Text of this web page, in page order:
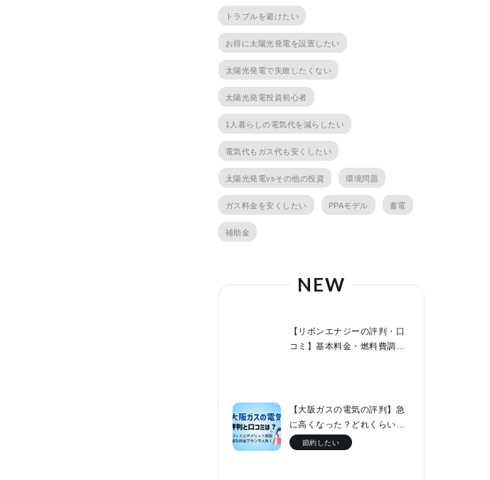
トラブルを避けたい
お得に太陽光発電を設置したい
太陽光発電で失敗したくない
太陽光発電投資初心者
1人暮らしの電気代を減らしたい
電気代もガス代も安くしたい
太陽光発電vsその他の投資 環境問題
ガス料金を安くしたい PPAモデル 蓄電
補助金
NEW
【リボンエナジーの評判・口
コミ】基本料金・燃料費調整
【大阪ガスの電気の評判】急
に高くなった？どれくらい値
上げした？他社と料金比較！
節約したい